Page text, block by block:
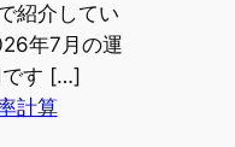
紹介してい
年7月の運
す […]
計算